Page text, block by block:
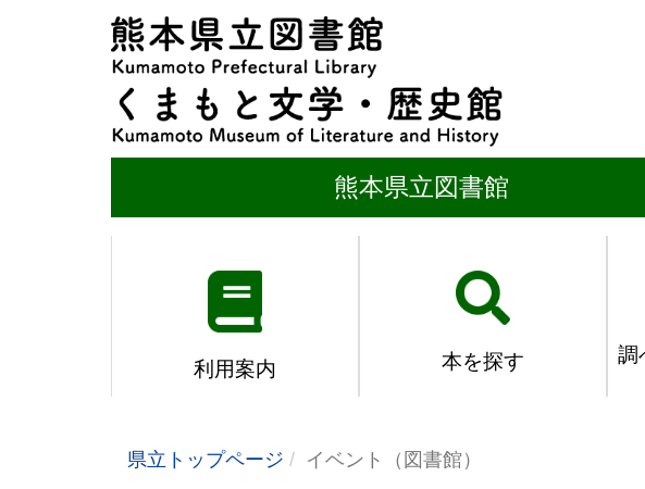
熊本県立図書館
利用案内 本を探す 調
県立トップページ イベント（図書館）